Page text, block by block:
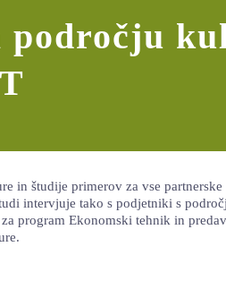
področju
in študije primerov za vse partnerske
intervjuje tako s podjetniki s
program Ekonomski tehnik in